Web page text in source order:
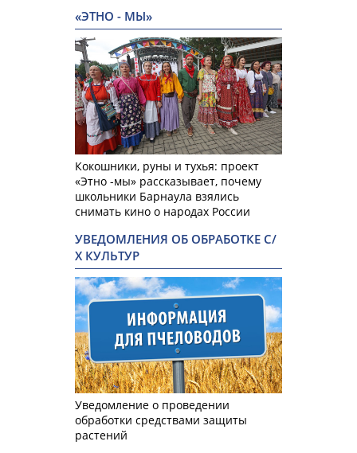
«ЭТНО - МЫ»
Кокошники, руны и тухья: проект
«Этно -мы» рассказывает, почему
школьники Барнаула взялись
снимать кино о народах России
УВЕДОМЛЕНИЯ ОБ ОБРАБОТКЕ С/
Х КУЛЬТУР
Уведомление о проведении
обработки средствами защиты
растений